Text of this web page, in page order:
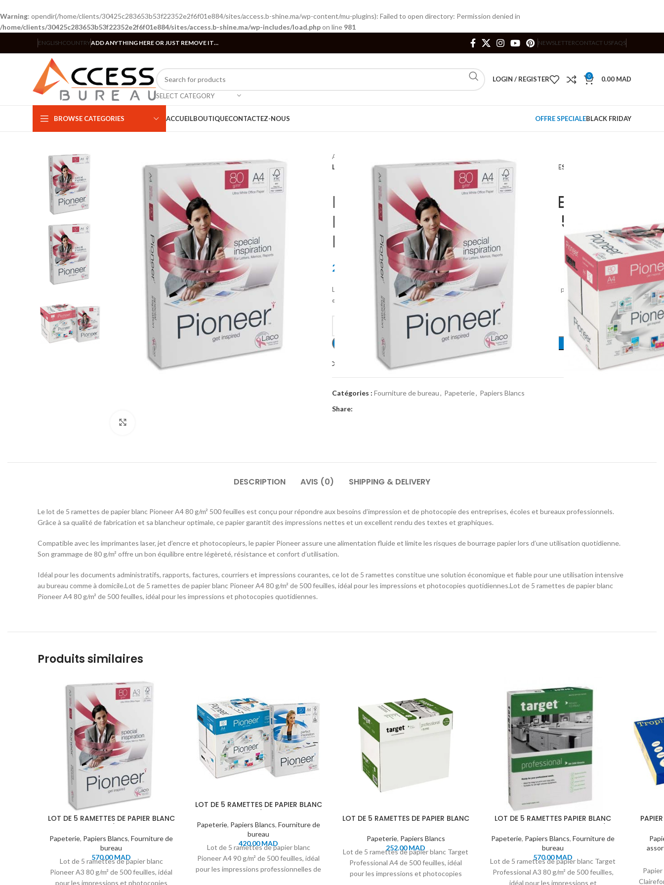
Warning: opendir(/home/clients/30425c283653b53f22352e2f6f01e884/sites/access.b-shine.ma/wp-content/mu-plugins): Failed to open directory: Permission denied in
/home/clients/30425c283653b53f22352e2f6f01e884/sites/access.b-shine.ma/wp-includes/load.phpon line 981
ENGLISHCOUNTRYADD ANYTHING HERE OR JUST REMOVE IT… NEWSLETTERCONTACT USFAQS
SELECT CATEGORY
LOGIN / REGISTER 0 0.00 MAD
BROWSE CATEGORIES ACCUEILBOUTIQUECONTACTEZ-NOUS OFFRE SPECIALEBLACK FRIDAY
Accueil
LOT DE 5 RAMETTES DE PAPIER BLANC PIONEER A4 80G/M² 500 FEUILLES
LOT DE 5 RAMETTES DE PAPIER
BLANC PIONEER A4 80G/M² 500
FEUILLES
294.00 MAD
Lot de 5 ramettes de papier blanc Pioneer A4 80 g/m² de 500 feuilles, idéal pour les impressions
et photocopies quotidiennes.
AJOUTER AU PANIER
Add to wishlist
Catégories : Fourniture de bureau, Papeterie, Papiers Blancs
Share:
DESCRIPTION AVIS (0) SHIPPING & DELIVERY
Le lot de 5 ramettes de papier blanc PioneerA4 80 g/m² 500 feuilles est conçu pour répondre aux besoins d’impression et de photocopie des entreprises, écoles et bureaux professionnels.
Grâce à sa qualité de fabrication et sa blancheur optimale, ce papier garantit des impressions nettes et un excellent rendu des textes et graphiques.
Compatible avec les imprimantes laser, jet d’encre et photocopieurs, le papier Pioneer assure une alimentation fluide et limite les risques de bourrage papier lors d’une utilisation quotidienne.
Son grammage de 80 g/m² offre un bon équilibre entre légèreté, résistance et confort d’utilisation.
Idéal pour les documents administratifs, rapports, factures, courriers et impressions courantes, ce lot de 5 ramettes constitue une solution économique et fiable pour une utilisation intensive
au bureau comme à domicile.Lot de 5 ramettes de papier blanc Pioneer A4 80 g/m² de 500 feuilles, idéal pour les impressions et photocopies quotidiennes.Lot de 5 ramettes de papier blanc
Pioneer A4 80 g/m² de 500 feuilles, idéal pour les impressions et photocopies quotidiennes.
Produits similaires
LOT DE 5 RAMETTES DE PAPIER BLANC
Papeterie, Papiers Blancs, Fourniture de
bureau
570.00MAD
Lot de 5 ramettes de papier blanc
Pioneer A3 80 g/m² de 500 feuilles, idéal
pour les impressions et photocopies
LOT DE 5 RAMETTES DE PAPIER BLANC
Papeterie, Papiers Blancs, Fourniture de
bureau
420.00MAD
Lot de 5 ramettes de papier blanc
Pioneer A4 90 g/m² de 500 feuilles, idéal
pour les impressions professionnelles de
LOT DE 5 RAMETTES DE PAPIER BLANC
FEUILLES
Papeterie, Papiers Blancs
252.00MAD
Lot de 5 ramettes de papier blanc Target
Professional A4 de 500 feuilles, idéal
pour les impressions et photocopies
LOT DE 5 RAMETTES PAPIER BLANC
500 FEUILLES
Papeterie, Papiers Blancs, Fourniture de
bureau
570.00MAD
Lot de 5 ramettes de papier blanc Target
Professional A3 80 g/m² de 500 feuilles,
idéal pour les impressions et